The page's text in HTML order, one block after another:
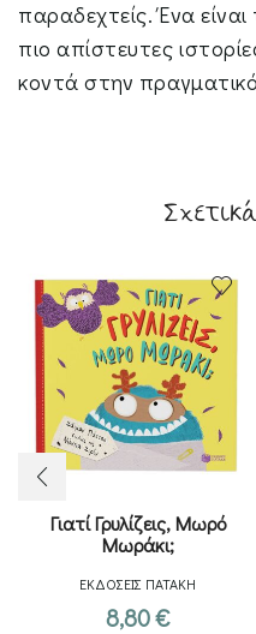
παραδεχτείς. Ένα
πιο απίστευτες
κοντά στην
Γιατί Γρυλίζεις, Μωρό
Μωράκι;
ΕΚΔΟΣΕΙΣ ΠΑΤΑΚΗ
8,80€